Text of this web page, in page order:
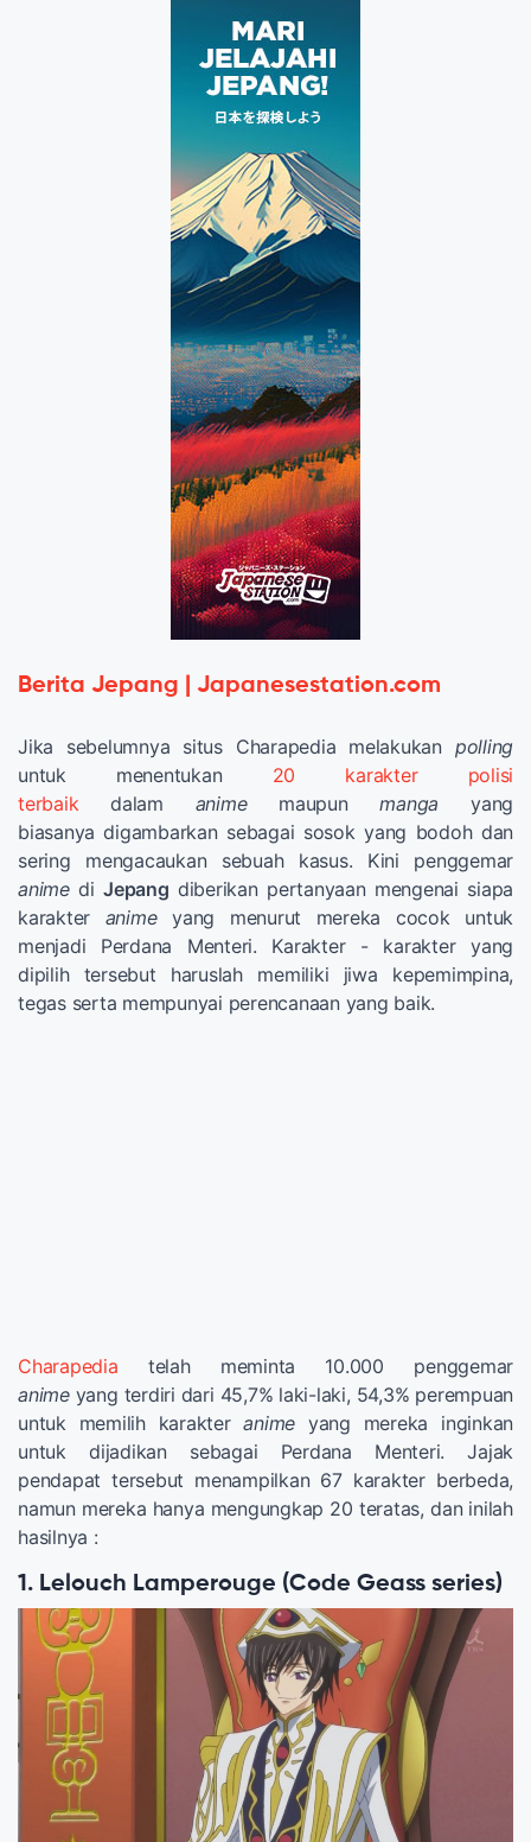
Berita Jepang | Japanesestation.com
Jika sebelumnya situs Charapedia melakukan polling
untuk menentukan 20 karakter polisi
terbaik dalam animemaupunmangayang
biasanya digambarkan sebagai sosok yang bodoh dan
sering mengacaukan sebuah kasus. Kini penggemar
animedi Jepang diberikan pertanyaan mengenai siapa
karakter animeyang menurut mereka cocok untuk
menjadi Perdana Menteri. Karakter - karakter yang
dipilih tersebut haruslah memiliki jiwa kepemimpina,
tegas serta mempunyai perencanaan yang baik.
Charapedia telah meminta 10.000 penggemar
animeyang terdiri dari 45,7% laki-laki, 54,3% perempuan
untuk memilih karakteranime yang mereka inginkan
untuk dijadikan sebagai Perdana Menteri. Jajak
pendapat tersebut menampilkan 67 karakter berbeda,
namun mereka hanya mengungkap 20 teratas, dan inilah
hasilnya :
1. Lelouch Lamperouge (Code Geass series)